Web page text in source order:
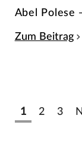
Abel Polese
Zum Beitrag
1 2 3